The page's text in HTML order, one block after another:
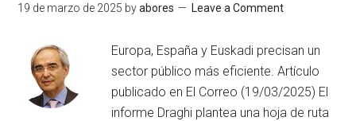
19 de marzo de 2025 byabores Leave a Comment
Europa, España y Euskadi precisan un
sector público más eficiente. Artículo
publicado en El Correo (19/03/2025) El
informe Draghi plantea una hoja de ruta